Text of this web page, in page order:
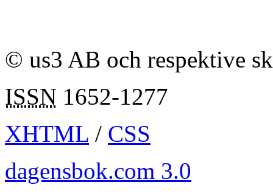
© us3 AB och respektive
ISSN 1652-1277
XHTML / CSS
dagensbok.com 3.0